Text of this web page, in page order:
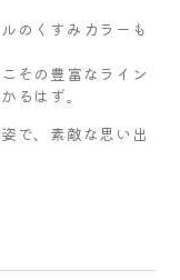
のくすみカラーも
その豊富なライン
るはず。
で、素敵な思い出